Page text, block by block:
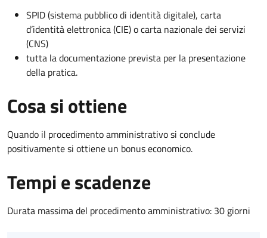
SPID (sistema pubblico di identità digitale), carta
d’identità elettronica (CIE) o carta nazionale dei servizi
(CNS)
tutta la documentazione prevista per la presentazione
della pratica.
Cosa si ottiene
Quando il procedimento amministrativo si conclude
positivamente si ottiene un bonus economico.
Tempi e scadenze
Durata massima del procedimento amministrativo: 30 giorni